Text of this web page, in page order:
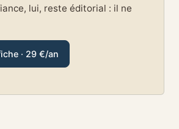
lui, reste éditorial : il ne
· 29 €/an